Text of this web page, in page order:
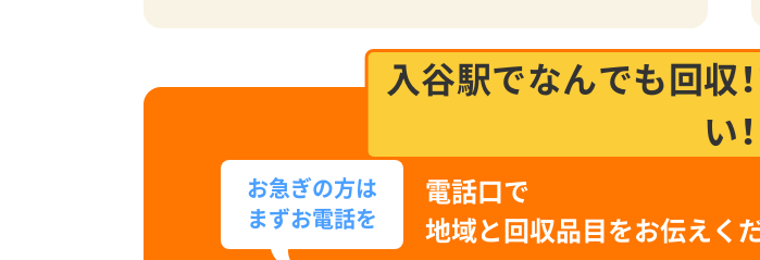
入谷駅でなんでも回収！
い！
お急ぎの方は
まずお電話を
電話口で
地域と回収品目をお伝えく